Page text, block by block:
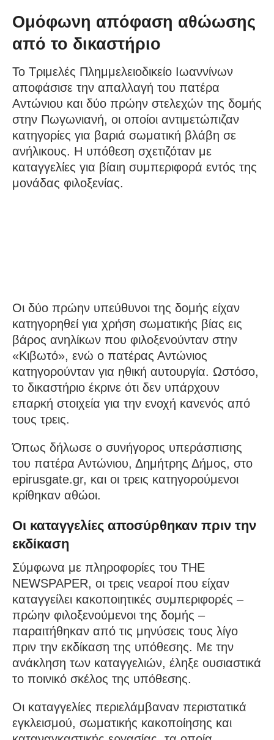
Ομόφωνη απόφαση αθώωσης
από το δικαστήριο
Το Τριμελές Πλημμελειοδικείο Ιωαννίνων
αποφάσισε την απαλλαγή του πατέρα
Αντώνιου και δύο πρώην στελεχών της δομής
στην Πωγωνιανή, οι οποίοι αντιμετώπιζαν
κατηγορίες για βαριά σωματική βλάβη σε
ανήλικους. Η υπόθεση σχετιζόταν με
καταγγελίες για βίαιη συμπεριφορά εντός της
μονάδας φιλοξενίας.
Οι δύο πρώην υπεύθυνοι της δομής είχαν
κατηγορηθεί για χρήση σωματικής βίας εις
βάρος ανηλίκων που φιλοξενούνταν στην
«Κιβωτό», ενώ ο πατέρας Αντώνιος
κατηγορούνταν για ηθική αυτουργία. Ωστόσο,
το δικαστήριο έκρινε ότι δεν υπάρχουν
επαρκή στοιχεία για την ενοχή κανενός από
τους τρεις.
Όπως δήλωσε ο συνήγορος υπεράσπισης
του πατέρα Αντώνιου, Δημήτρης Δήμος, στο
epirusgate.gr, και οι τρεις κατηγορούμενοι
κρίθηκαν αθώοι.
Οι καταγγελίες αποσύρθηκαν πριν την
εκδίκαση
Σύμφωνα με πληροφορίες του THE
NEWSPAPER, οι τρεις νεαροί που είχαν
καταγγείλει κακοποιητικές συμπεριφορές –
πρώην φιλοξενούμενοι της δομής –
παραιτήθηκαν από τις μηνύσεις τους λίγο
πριν την εκδίκαση της υπόθεσης. Με την
ανάκληση των καταγγελιών, έληξε ουσιαστικά
το ποινικό σκέλος της υπόθεσης.
Οι καταγγελίες περιελάμβαναν περιστατικά
εγκλεισμού, σωματικής κακοποίησης και